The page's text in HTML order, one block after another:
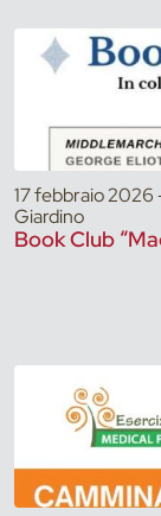
17 febbraio
Giardino
Book Club